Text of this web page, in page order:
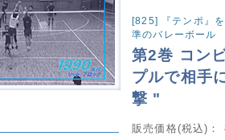
[825] 『テンポ』
準のバレーボール
第2巻 コン
プルで相手
撃 "
販売価格(税込)：